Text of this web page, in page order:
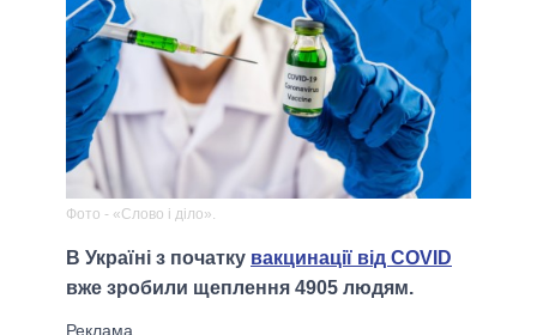
Фото - «Слово і діло».
В Україні з початку вакцинації від COVID
вже зробили щеплення 4905 людям.